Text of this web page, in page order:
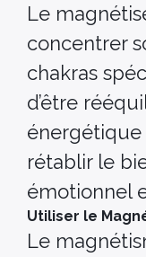
Le
concentrer
chakras
d’être
énergétique
rétablir le
émotionnel
Utiliser le
Le